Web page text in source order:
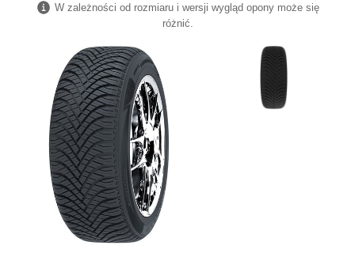
W zależności od rozmiaru i wersji wygląd opony może się
różnić.